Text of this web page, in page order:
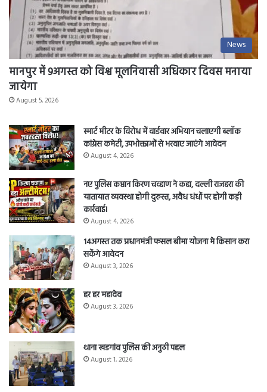
News
मानपुर में 9अगस्त को विश्व मूलनिवासी अधिकार दिवस मनाया
जायेगा
August 5, 2026
स्मार्ट मीटर के विरोध में वार्डवार अभियान चलाएगी ब्लॉक
कांग्रेस कमेटी, उपभोक्ताओं से भरवाए जाएंगे आवेदन
August 4, 2026
नए पुलिस कप्तान किरण चव्हाण ने कहा, दल्ली राजहरा की
यातायात व्यवस्था होगी दुरुस्त, अवैध धंधों पर होगी कड़ी
कार्रवाई।
August 4, 2026
14अगस्त तक प्रधानमंत्री फसल बीमा योजना मे किसान करा
सकेंगे आवेदन
August 3, 2026
हर हर महादेव
August 3, 2026
थाना खडगांव पुलिस की अनुठी पहल
August 1, 2026